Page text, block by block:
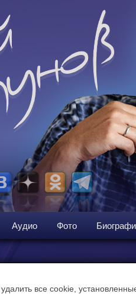
Аудио Фото
удалить все cookie,